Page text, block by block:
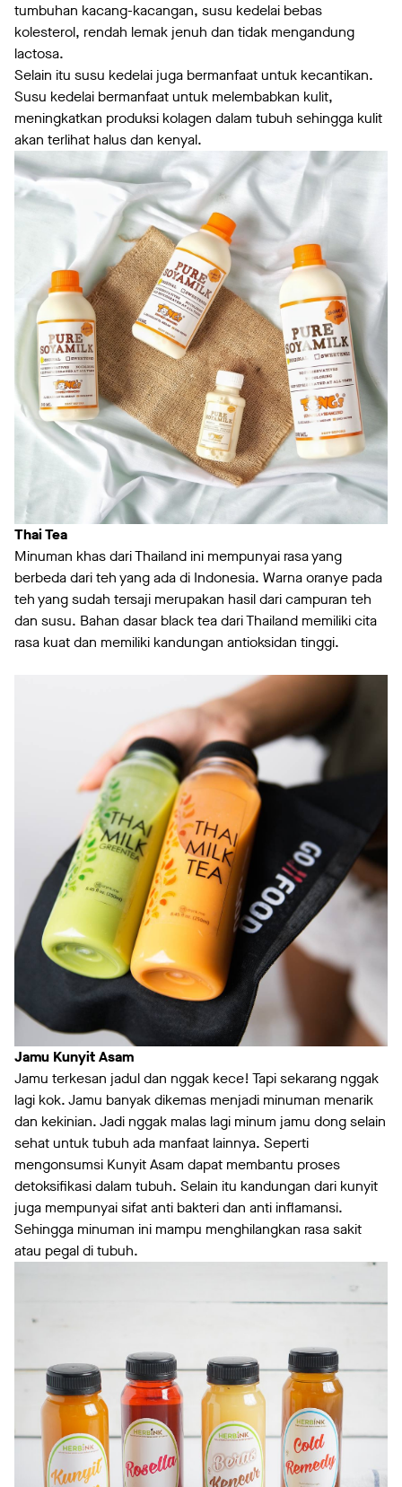
tumbuhan kacang-kacangan, susu kedelai bebas
kolesterol, rendah lemak jenuh dan tidak mengandung
lactosa.
Selain itu susu kedelai juga bermanfaat untuk kecantikan.
Susu kedelai bermanfaat untuk melembabkan kulit,
meningkatkan produksi kolagen dalam tubuh sehingga kulit
akan terlihat halus dan kenyal.
Thai Tea
Minuman khas dari Thailand ini mempunyai rasa yang
berbeda dari teh yang ada di Indonesia. Warna oranye pada
teh yang sudah tersaji merupakan hasil dari campuran teh
dan susu. Bahan dasar black tea dari Thailand memiliki cita
rasa kuat dan memiliki kandungan antioksidan tinggi.
Jamu Kunyit Asam
Jamu terkesan jadul dan nggak kece! Tapi sekarang nggak
lagi kok. Jamu banyak dikemas menjadi minuman menarik
dan kekinian. Jadi nggak malas lagi minum jamu dong selain
sehat untuk tubuh ada manfaat lainnya. Seperti
mengonsumsi Kunyit Asam dapat membantu proses
detoksifikasi dalam tubuh. Selain itu kandungan dari kunyit
juga mempunyai sifat anti bakteri dan anti inflamansi.
Sehingga minuman ini mampu menghilangkan rasa sakit
atau pegal di tubuh.